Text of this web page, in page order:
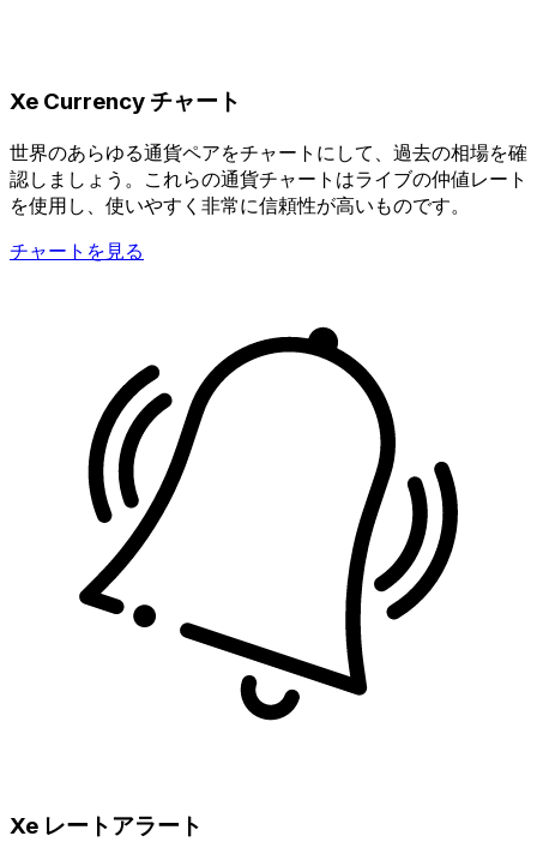
Xe Currency チャート
世界のあらゆる通貨ペアをチャートにして、過去の相場を確
認しましょう。これらの通貨チャートはライブの仲値レート
を使用し、使いやすく非常に信頼性が高いものです。
チャートを見る
Xe レートアラート